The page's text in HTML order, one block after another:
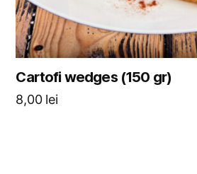
Cartofi wedges (150 gr)
8,00 lei